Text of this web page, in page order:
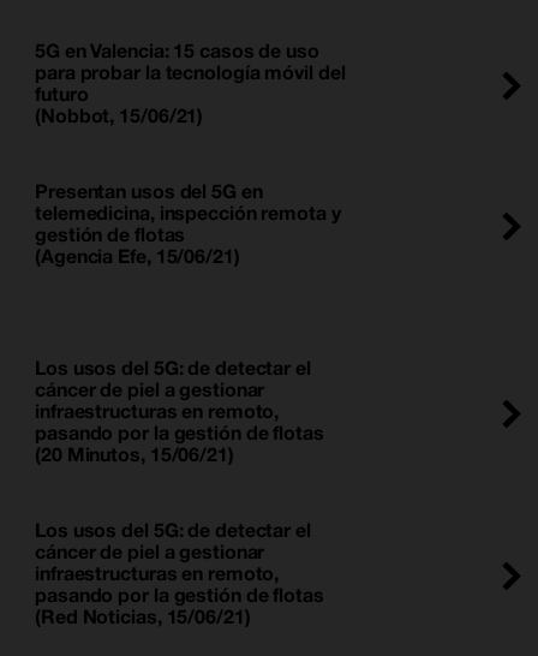
5G en Valencia: 15 casos de uso
para probar la tecnología móvil del
futuro
(Nobbot, 15/06/21)
Presentan usos del 5G en
telemedicina, inspección remota y
gestión de flotas
(Agencia Efe, 15/06/21)
Los usos del 5G: de detectar el
cáncer de piel a gestionar
infraestructuras en remoto,
pasando por la gestión de flotas
(20 Minutos, 15/06/21)
Los usos del 5G: de detectar el
cáncer de piel a gestionar
infraestructuras en remoto,
pasando por la gestión de flotas
(Red Noticias, 15/06/21)